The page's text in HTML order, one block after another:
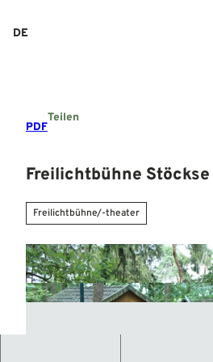
DE
PDF
Teilen
Freilichtbühne Stöckse
Freilichtbühne/-theater